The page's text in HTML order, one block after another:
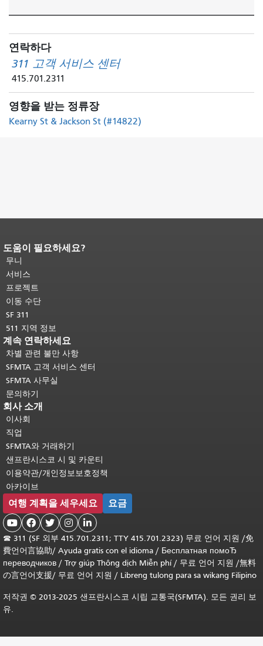
연락하다
311 고객 서비스 센터
415.701.2311
영향을 받는 정류장
Kearny St & Jackson St (#14822)
페이지 내용 끝입니다.이 페이지의 나
머지 내용은 모든 페이지에 반복됩니
다.메인 콘텐츠 상단으로 돌아가려면
여기를 클릭하십시오
도움이 필요하세요?
무니
서비스
프로젝트
이동 수단
SF 311
511 지역 정보
계속 연락하세요
차별 관련 불만 사항
SFMTA 고객 서비스 센터
SFMTA 사무실
문의하기
회사 소개
이사회
직업
SFMTA와 거래하기
샌프란시스코 시 및 카운티
이용약관/개인정보보호정책
아카이브
여행 계획을 세우세요 요금
    
☎ 311 (SF 외부 415.701.2311; TTY 415.701.2323) 무료 언어 지원 /免
費언어言協助/ Ayuda gratis con el idioma / Бесплатная помоЂ
переводчиков / Trợ giúp Thông dịch Miễn phí/ 무료 언어 지원 /無料
の言언어支援/ 무료 언어 지원 / Libreng tulong para sa wikang Filipino
저작권 © 2013-2025 샌프란시스코 시립 교통국(SFMTA). 모든 권리 보
유.